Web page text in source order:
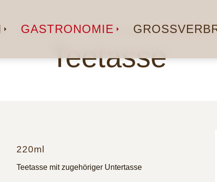
GASTRONOMIE
Gastronomie Serviceartikel TEETASSE
Teetasse
220ml
Teetasse mit zugehöriger Untertasse